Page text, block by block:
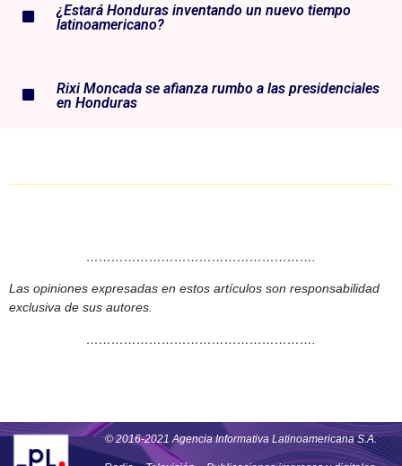
¿Estará Honduras inventando un nuevo tiempo
latinoamericano?
Rixi Moncada se afianza rumbo a las presidenciales
en Honduras
……………………………………………….
Las opiniones expresadas en estos artículos son responsabilidad
exclusiva de sus autores.
……………………………………………….
© 2016-2021 Agencia Informativa Latinoamericana S.A.